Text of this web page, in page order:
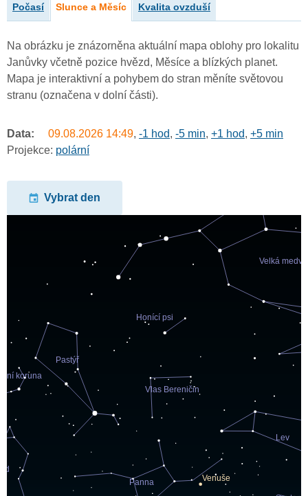
Počasí Slunce a Měsíc Kvalita ovzduší
Na obrázku je znázorněna aktuální mapa oblohy pro lokalitu
Janůvky včetně pozice hvězd, Měsíce a blízkých planet.
Mapa je interaktivní a pohybem do stran měníte světovou
stranu (označena v dolní části).
Data: 09.08.2026 14:49, -1 hod, -5 min, +1 hod, +5 min
Projekce: polární
Vybrat den